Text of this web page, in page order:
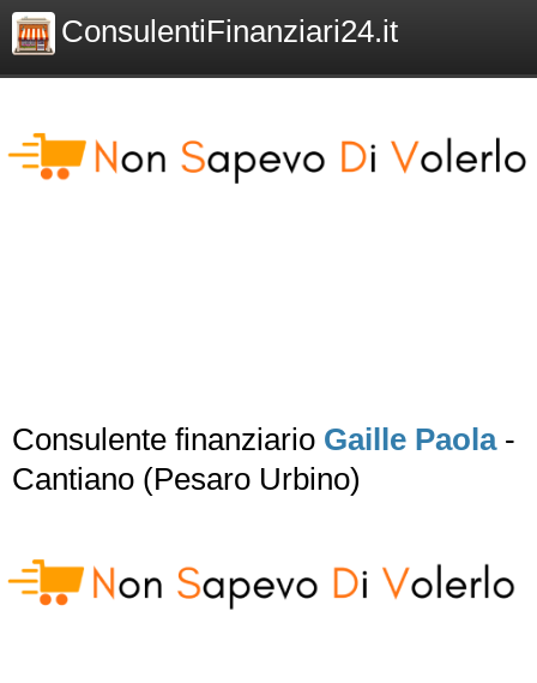
ConsulentiFinanziari24.it
Consulente finanziario Gaille Paola-
Cantiano (Pesaro Urbino)